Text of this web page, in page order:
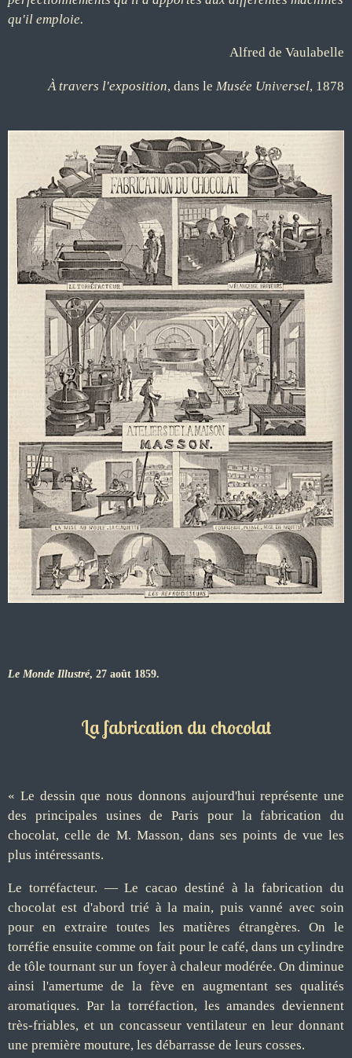
qu'il emploie.
Alfred de Vaulabelle
À travers l'exposition, dans le Musée Universel, 1878
Le Monde Illustré, 27 août 1859.
La fabrication du chocolat
« Le dessin que nous donnons aujourd'hui représente une
des principales usines de Paris pour la fabrication du
chocolat, celle de M. Masson, dans ses points de vue les
plus intéressants.
Le torréfacteur. — Le cacao destiné à la fabrication du
chocolat est d'abord trié à la main, puis vanné avec soin
pour en extraire toutes les matières étrangères. On le
torréfie ensuite comme on fait pour le café, dans un cylindre
de tôle tournant sur un foyer à chaleur modérée. On diminue
ainsi l'amertume de la fève en augmentant ses qualités
aromatiques. Par la torréfaction, les amandes deviennent
très-friables, et un concasseur ventilateur en leur donnant
une première mouture, les débarrasse de leurs cosses.